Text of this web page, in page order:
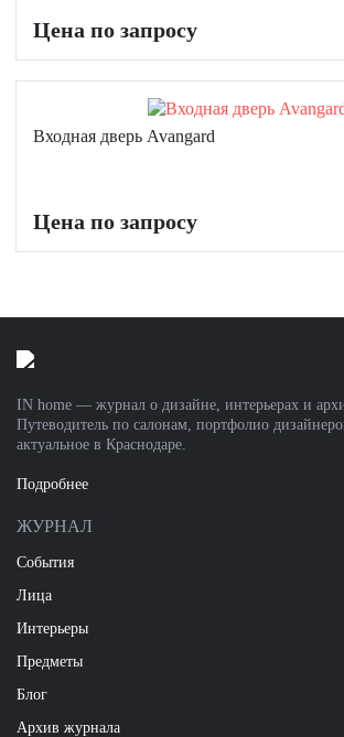
Цена по запросу
Входная дверь Avangard
Цена по запросу
IN home — журнал о дизайне, интерьерах и
Путеводитель по салонам, портфолио
актуальное в Краснодаре.
Подробнее
ЖУРНАЛ
События
Лица
Интерьеры
Предметы
Блог
Архив журнала